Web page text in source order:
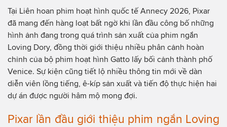
Tại Liên hoan phim hoạt hình quốc tế Annecy 2026, Pixar
đã mang đến hàng loạt bất ngờ khi lần đầu công bố những
hình ảnh đang trong quá trình sản xuất của phim ngắn
Loving Dory, đồng thời giới thiệu nhiều phân cảnh hoàn
chỉnh của bộ phim hoạt hình Gatto lấy bối cảnh thành phố
Venice. Sự kiện cũng tiết lộ nhiều thông tin mới về dàn
diễn viên lồng tiếng, ê-kíp sản xuất và tiến độ thực hiện hai
dự án được người hâm mộ mong đợi.
Pixar lần đầu giới thiệu phim ngắn Loving